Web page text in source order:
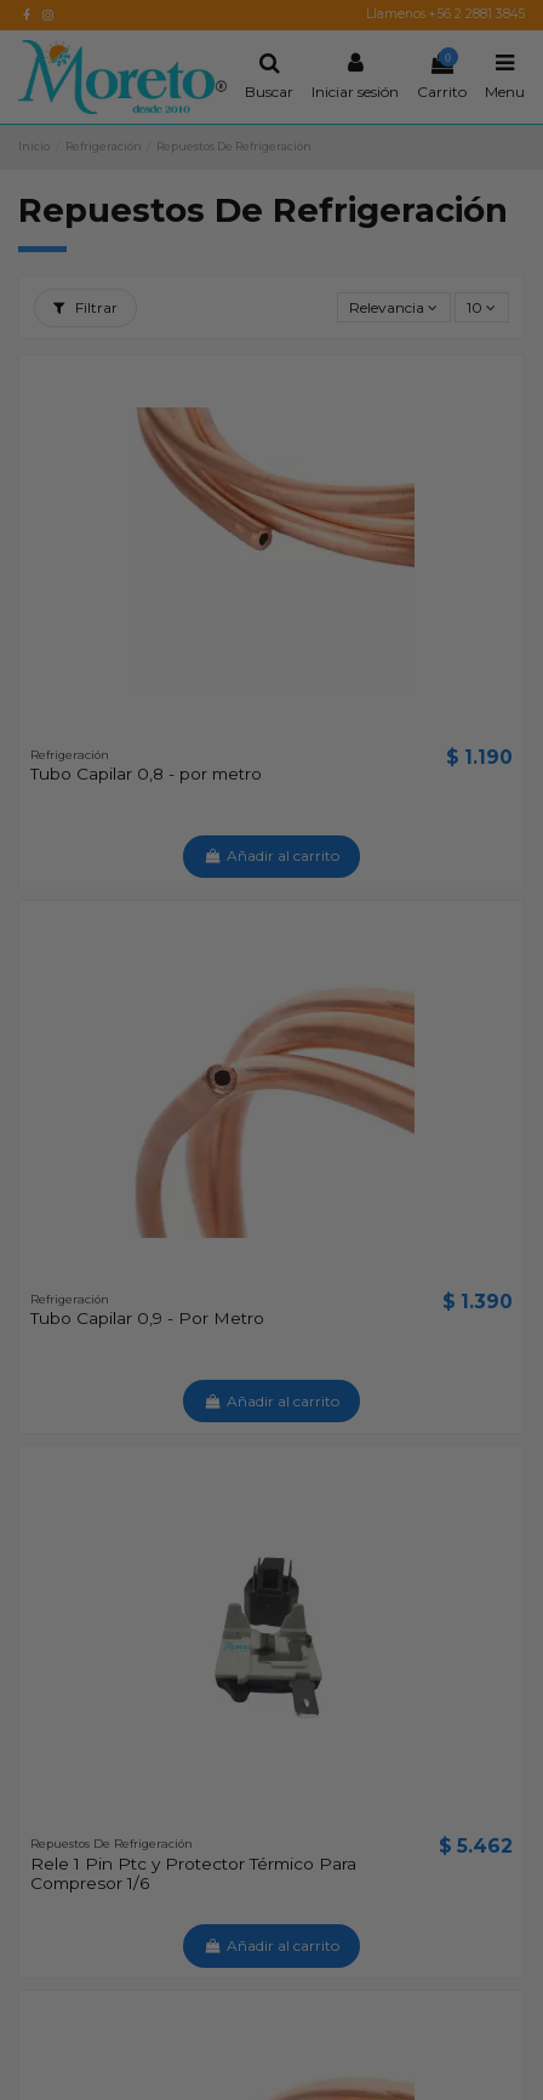
Llamenos +56 2 2881 3845
Buscar Iniciar sesión
0
Carrito Menu
Inicio Refrigeración Repuestos De Refrigeración
Repuestos De Refrigeración
Filtrar Relevancia 10
Refrigeración
Tubo Capilar 0,8 - por metro
$ 1.190
Añadir al carrito
Refrigeración
Tubo Capilar 0,9 - Por Metro
$ 1.390
Añadir al carrito
Repuestos De Refrigeración
Rele 1 Pin Ptc y Protector Térmico Para
Compresor 1/6
$ 5.462
Añadir al carrito